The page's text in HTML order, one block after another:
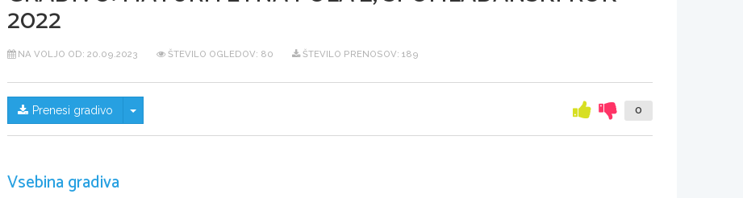
2022
NA VOLJO OD: 20.09.2023 ŠTEVILO OGLEDOV: 80 ŠTEVILO PRENOSOV: 189
Prenesi gradivo Skrij/prikaži meni 0
Vsebina gradiva